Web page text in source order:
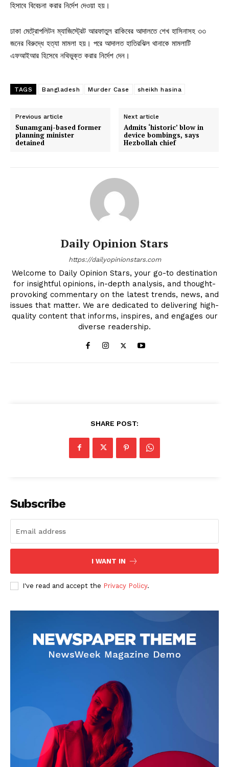
হিসাবে বিবেচনা করার নির্দেশ দেওয়া হয়।
ঢাকা মেট্রোপলিটন ম্যাজিস্ট্রেট আরফাতুল রাকিবের আদালতে শেখ হাসিনাসহ ৩৩
জনের বিরুদ্ধে হত্যা মামলা হয়। পরে আদালত হাতিরঝিল থানাকে মামলাটি
এফআইআর হিসেবে নথিভুক্ত করার নির্দেশ দেন।
TAGS Bangladesh Murder Case sheikh hasina
Previous article
Sunamganj-based former
planning minister
detained
Next article
Admits ‘historic’ blow in
device bombings, says
Hezbollah chief
Daily Opinion Stars
https://dailyopinionstars.com
Welcome to Daily Opinion Stars, your go-to destination
for insightful opinions, in-depth analysis, and thought-
provoking commentary on the latest trends, news, and
issues that matter. We are dedicated to delivering high-
quality content that informs, inspires, and engages our
diverse readership.
SHARE POST:
Subscribe
I WANT IN
I've read and accept the Privacy Policy.